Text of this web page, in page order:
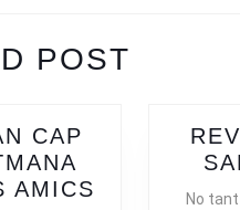
POST
CAP
AMICS
No